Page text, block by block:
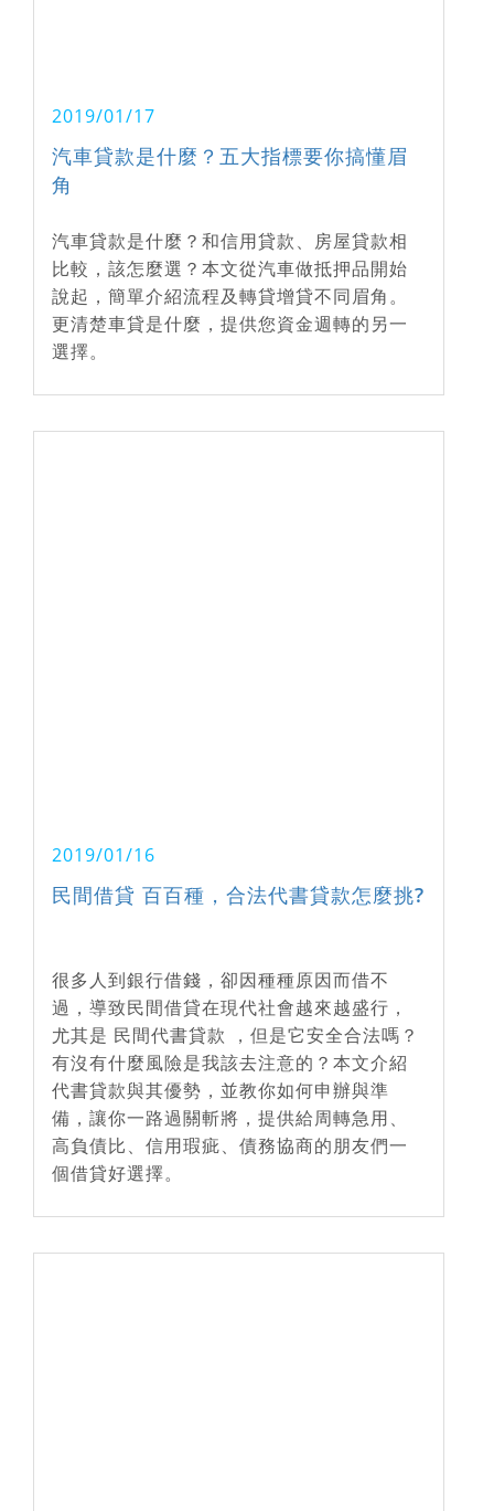
2019/01/17
汽車貸款是什麼？五大指標要你搞懂眉
角
汽車貸款是什麼？和信用貸款、房屋貸款相
比較，該怎麼選？本文從汽車做抵押品開始
說起，簡單介紹流程及轉貸增貸不同眉角。
更清楚車貸是什麼，提供您資金週轉的另一
選擇。
2019/01/16
民間借貸 百百種，合法代書貸款怎麼挑?
很多人到銀行借錢，卻因種種原因而借不
過，導致民間借貸在現代社會越來越盛行，
尤其是 民間代書貸款 ，但是它安全合法嗎？
有沒有什麼風險是我該去注意的？本文介紹
代書貸款與其優勢，並教你如何申辦與準
備，讓你一路過關斬將，提供給周轉急用、
高負債比、信用瑕疵、債務協商的朋友們一
個借貸好選擇。